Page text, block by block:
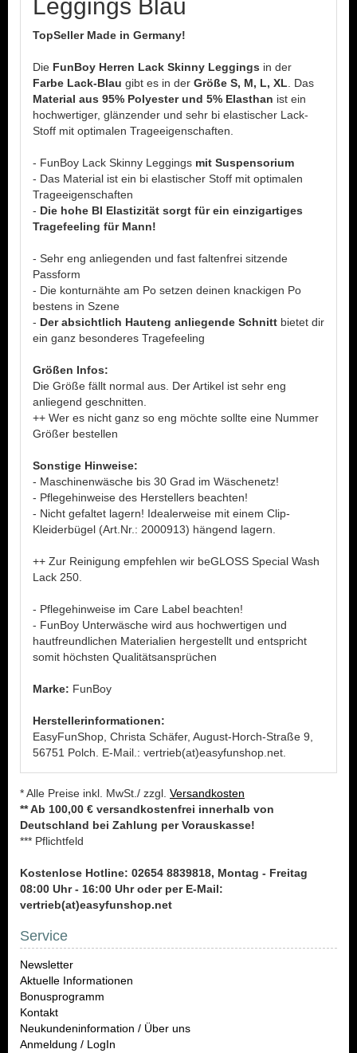
Leggings Blau
TopSeller Made in Germany!
Die FunBoy Herren Lack Skinny Leggings in der
Farbe Lack-Blau gibt es in der Größe S, M, L, XL . Das
Material aus 95% Polyester und 5% Elasthan ist ein
hochwertiger, glänzender und sehr bi elastischer Lack-
Stoff mit optimalen Trageeigenschaften.
- FunBoy Lack Skinny Leggings mit Suspensorium
- Das Material ist ein bi elastischer Stoff mit optimalen
Trageeigenschaften
- Die hohe BI Elastizität sorgt für ein einzigartiges
Tragefeeling für Mann!
- Sehr eng anliegenden und fast faltenfrei sitzende
Passform
- Die konturnähte am Po setzen deinen knackigen Po
bestens in Szene
- Der absichtlich Hauteng anliegende Schnitt bietet dir
ein ganz besonderes Tragefeeling
Größen Infos:
Die Größe fällt normal aus. Der Artikel ist sehr eng
anliegend geschnitten.
++ Wer es nicht ganz so eng möchte sollte eine Nummer
Größer bestellen
Sonstige Hinweise:
- Maschinenwäsche bis 30 Grad im Wäschenetz!
- Pflegehinweise des Herstellers beachten!
- Nicht gefaltet lagern! Idealerweise mit einem Clip-
Kleiderbügel (Art.Nr.: 2000913) hängend lagern.
++ Zur Reinigung empfehlen wir beGLOSS Special Wash
Lack 250.
- Pflegehinweise im Care Label beachten!
- FunBoy Unterwäsche wird aus hochwertigen und
hautfreundlichen Materialien hergestellt und entspricht
somit höchsten Qualitätsansprüchen
Marke: FunBoy
Herstellerinformationen:
EasyFunShop, Christa Schäfer, August-Horch-Straße 9,
56751 Polch. E-Mail.: vertrieb(at)easyfunshop.net.
* Alle Preise inkl. MwSt./ zzgl. Versandkosten
** Ab 100,00 € versandkostenfrei innerhalb von
Deutschland bei Zahlung per Vorauskasse!
*** Pflichtfeld
Kostenlose Hotline: 02654 8839818, Montag - Freitag
08:00 Uhr - 16:00 Uhr oder per E-Mail:
vertrieb(at)easyfunshop.net
Service
Newsletter
Aktuelle Informationen
Bonusprogramm
Kontakt
Neukundeninformation / Über uns
Anmeldung / LogIn